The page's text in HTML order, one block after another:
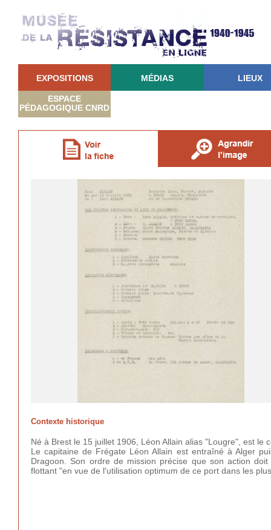
EXPOSITIONS MÉDIAS LIEUX
ESPACE
PÉDAGOGIQUE CNRD
Contexte historique
Né à Brest le 15 juillet 1906, Léon Allain alias "Lougre", est
Le capitaine de Frégate Léon Allain est entraîné à Alger
Dragoon. Son ordre de mission précise que son action
flottant "en vue de l'utilisation optimum de ce port dans les